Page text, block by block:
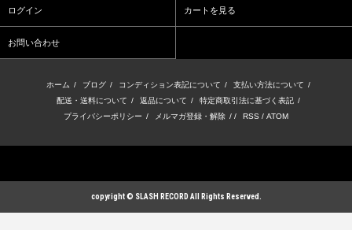
ログイン カートを見る
お問い合わせ
ホーム / ブログ / コンディション表記について / 支払い方法について /
配送・送料について / 返品について / 特定商取引法に基づく表記 /
プライバシーポリシー / メルマガ登録・解除 / / RSS / ATOM
copyright © SLASH RECORD All Rights Reserved.